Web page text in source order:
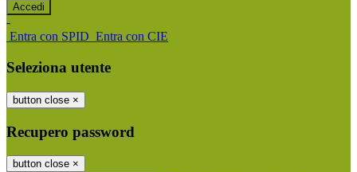
-
Entra con SPID Entra con CIE
Seleziona utente
button close ×
Recupero password
button close ×